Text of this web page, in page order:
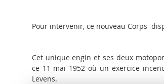
Pour intervenir, ce nouveau Corps
Cet unique engin et ses deux
ce 11 mai 1952 où un exercice
Levens.